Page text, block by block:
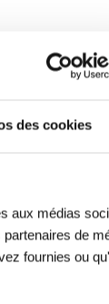
des cookies
aux médias
de
fournies ou
de ventes de